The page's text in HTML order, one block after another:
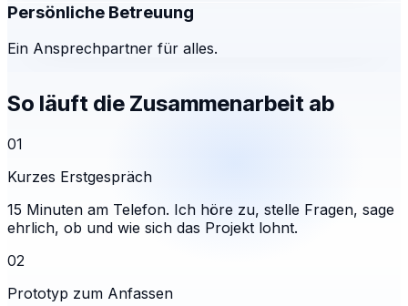
Persönliche Betreuung
Ein Ansprechpartner für alles.
So läuft die Zusammenarbeit ab
01
Kurzes Erstgespräch
15 Minuten am Telefon. Ich höre zu, stelle Fragen, sage
ehrlich, ob und wie sich das Projekt lohnt.
02
Prototyp zum Anfassen